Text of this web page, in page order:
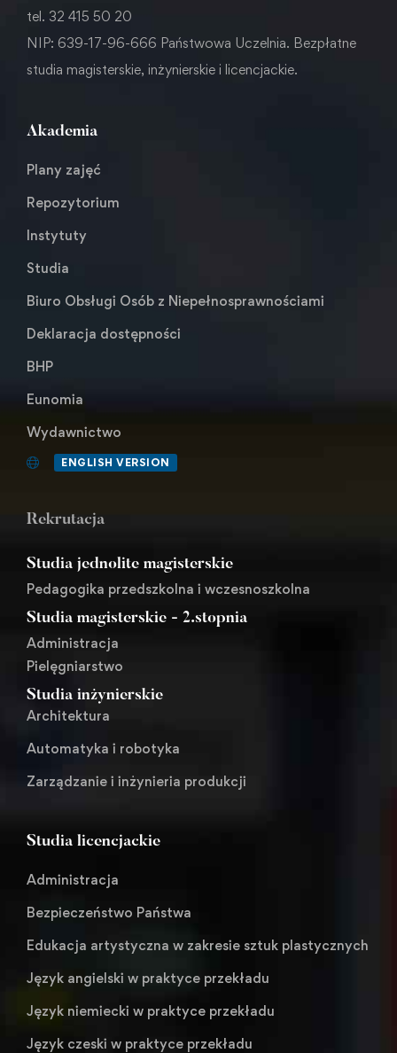
tel. 32 415 50 20
NIP: 639-17-96-666 Państwowa Uczelnia. Bezpłatne
studia magisterskie, inżynierskie i licencjackie.
Akademia
Plany zajęć
Repozytorium
Instytuty
Studia
Biuro Obsługi Osób z Niepełnosprawnościami
Deklaracja dostępności
BHP
Eunomia
Wydawnictwo
ENGLISH VERSION
Rekrutacja
Studia jednolite magisterskie
Pedagogika przedszkolna i wczesnoszkolna
Studia magisterskie - 2.stopnia
Administracja
Pielęgniarstwo
Studia inżynierskie
Architektura
Automatyka i robotyka
Zarządzanie i inżynieria produkcji
Studia licencjackie
Administracja
Bezpieczeństwo Państwa
Edukacja artystyczna w zakresie sztuk plastycznych
Język angielski w praktyce przekładu
Język niemiecki w praktyce przekładu
Język czeski w praktyce przekładu